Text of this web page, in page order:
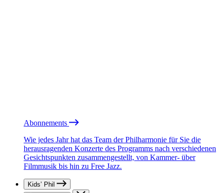
Abonnements
Wie jedes Jahr hat das Team der Philharmonie für Sie die
herausragenden Konzerte des Programms nach verschiedenen
Gesichtspunkten zusammengestellt, von Kammer- über
Filmmusik bis hin zu Free Jazz.
Kids’ Phil